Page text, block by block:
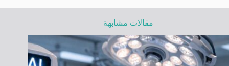
مقالات مشابهة